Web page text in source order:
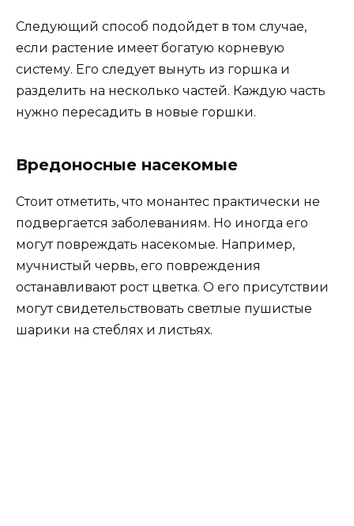
Следующий способ подойдет в том случае,
если растение имеет богатую корневую
систему. Его следует вынуть из горшка и
разделить на несколько частей. Каждую часть
нужно пересадить в новые горшки.
Вредоносные насекомые
Стоит отметить, что монантес практически не
подвергается заболеваниям. Но иногда его
могут повреждать насекомые. Например,
мучнистый червь, его повреждения
останавливают рост цветка. О его присутствии
могут свидетельствовать светлые пушистые
шарики на стеблях и листьях.